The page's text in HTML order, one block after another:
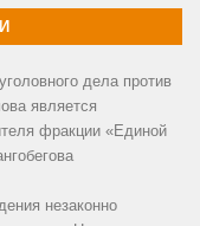
дела против
является
фракции «Единой
незаконно